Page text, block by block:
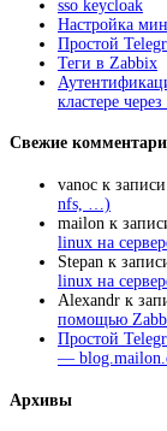
sso keycloak
Настройка
Простой
Теги в Zabbix
кластере
Свежие
vanoc к записи
nfs, …)
mailon к
linux на
Stepan к
linux на
Alexandr к
помощью
Простой
—
Архивы